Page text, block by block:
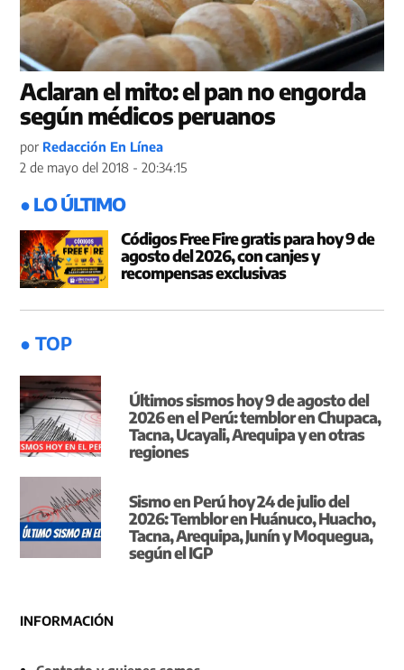
Aclaran el mito: el pan no engorda
según médicos peruanos
por Redacción En Línea
2 de mayo del 2018 - 20:34:15
● LO ÚLTIMO
Códigos Free Fire gratis para hoy 9 de
agosto del 2026, con canjes y
recompensas exclusivas
● TOP
Últimos sismos hoy 9 de agosto del
2026 en el Perú: temblor en Chupaca,
Tacna, Ucayali, Arequipa y en otras
regiones
Sismo en Perú hoy 24 de julio del
2026: Temblor en Huánuco, Huacho,
Tacna, Arequipa, Junín y Moquegua,
según el IGP
INFORMACIÓN